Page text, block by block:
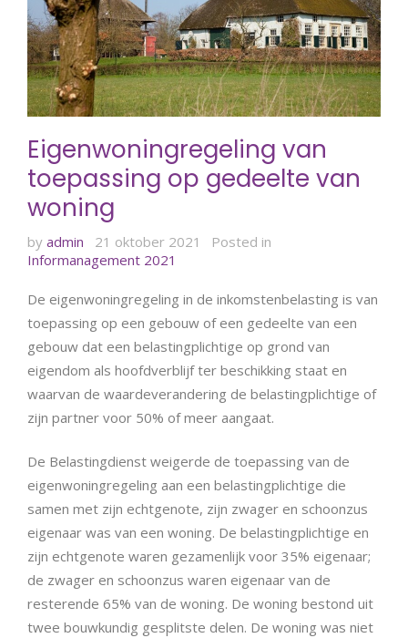
Eigenwoningregeling van
toepassing op gedeelte van
woning
by admin 21 oktober 2021
Posted in
Informanagement 2021
De eigenwoningregeling in de inkomstenbelasting is van
toepassing op een gebouw of een gedeelte van een
gebouw dat een belastingplichtige op grond van
eigendom als hoofdverblijf ter beschikking staat en
waarvan de waardeverandering de belastingplichtige of
zijn partner voor 50% of meer aangaat.
De Belastingdienst weigerde de toepassing van de
eigenwoningregeling aan een belastingplichtige die
samen met zijn echtgenote, zijn zwager en schoonzus
eigenaar was van een woning. De belastingplichtige en
zijn echtgenote waren gezamenlijk voor 35% eigenaar;
de zwager en schoonzus waren eigenaar van de
resterende 65% van de woning. De woning bestond uit
twee bouwkundig gesplitste delen. De woning was niet